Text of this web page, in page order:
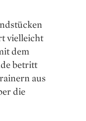
vielleicht
dem
betritt
aus
die